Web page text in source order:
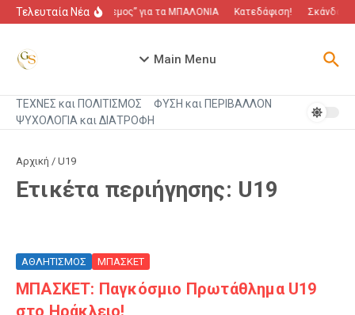
Μετάβαση στο περιεχόμενο
Τελευταία Νέα“Πόλεμος” για τα ΜΠΑΛΟΝΙΑ Κατεδάφιση! Σκάνδαλο
Main Menu
ΤΕΧΝΕΣ και ΠΟΛΙΤΙΣΜΟΣ
ΦΥΣΗ και ΠΕΡΙΒΑΛΛΟΝ
ΨΥΧΟΛΟΓΙΑ και ΔΙΑΤΡΟΦΗ
Αρχική / U19
Ετικέτα περιήγησης: U19
ΑΘΛΗΤΙΣΜΟΣ ΜΠΑΣΚΕΤ
ΜΠΑΣΚΕΤ: Παγκόσμιο Πρωτάθλημα U19
στο Ηράκλειο!